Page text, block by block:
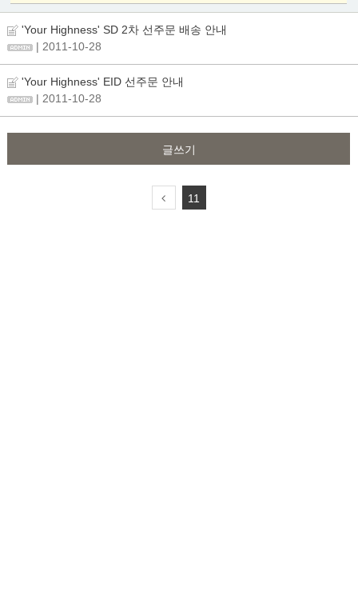
'Your Highness' SD 2차 선주문 배송 안내
| 2011-10-28
'Your Highness' EID 선주문 안내
| 2011-10-28
글쓰기
11